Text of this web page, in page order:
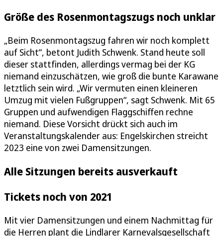
Größe des Rosenmontagszugs noch unklar
„Beim Rosenmontagszug fahren wir noch komplett
auf Sicht“, betont Judith Schwenk. Stand heute soll
dieser stattfinden, allerdings vermag bei der KG
niemand einzuschätzen, wie groß die bunte Karawane
letztlich sein wird. „Wir vermuten einen kleineren
Umzug mit vielen Fußgruppen“, sagt Schwenk. Mit 65
Gruppen und aufwendigen Flaggschiffen rechne
niemand. Diese Vorsicht drückt sich auch im
Veranstaltungskalender aus: Engelskirchen streicht
2023 eine von zwei Damensitzungen.
Alle Sitzungen bereits ausverkauft
Tickets noch von 2021
Mit vier Damensitzungen und einem Nachmittag für
die Herren plant die Lindlarer Karnevalsgesellschaft